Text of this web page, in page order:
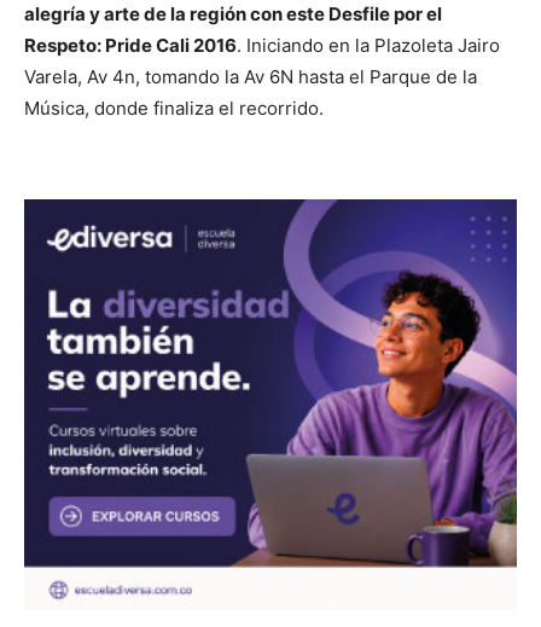
alegría y arte de la región con este Desfile por el
Respeto: Pride Cali 2016. Iniciando en la Plazoleta Jairo
Varela, Av 4n, tomando la Av 6N hasta el Parque de la
Música, donde finaliza el recorrido.